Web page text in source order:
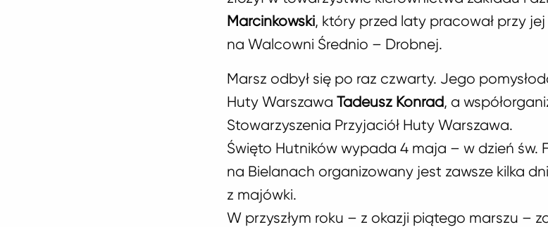
Marcinkowski, który przed laty pracował przy
na Walcowni Średnio – Drobnej.
Marsz odbył się po raz czwarty. Jego
Huty Warszawa Tadeusz Konrad, a
Stowarzyszenia Przyjaciół Huty Warszawa.
Święto Hutników wypada 4 maja – w dzień św.
na Bielanach organizowany jest zawsze kilka
z majówki.
W przyszłym roku – z okazji piątego marszu –